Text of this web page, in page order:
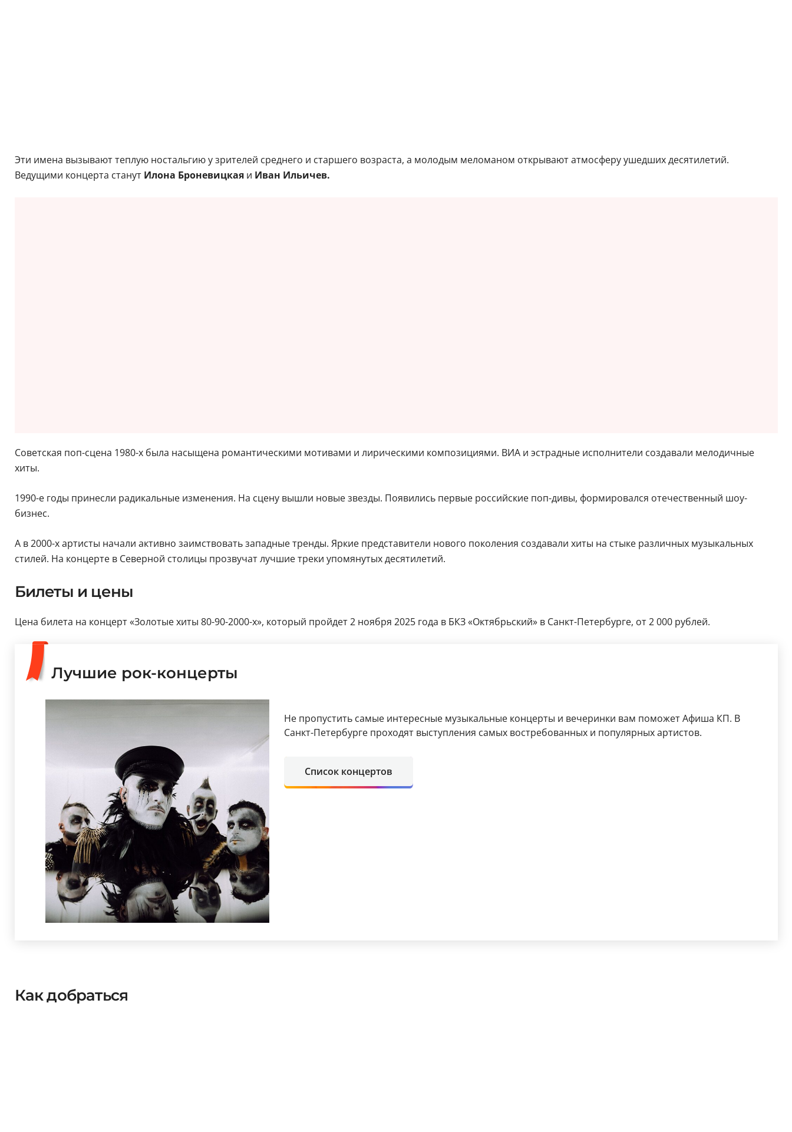
Эти имена вызывают теплую ностальгию у зрителей среднего и старшего возраста, а молодым меломаном открывают атмосферу ушедших десятилетий.
Ведущими концерта станут Илона Броневицкая и Иван Ильичев.
Советская поп-сцена 1980-х была насыщена романтическими мотивами и лирическими композициями. ВИА и эстрадные исполнители создавали мелодичные
хиты.
1990-е годы принесли радикальные изменения. На сцену вышли новые звезды. Появились первые российские поп-дивы, формировался отечественный шоу-
бизнес.
А в 2000-х артисты начали активно заимствовать западные тренды. Яркие представители нового поколения создавали хиты на стыке различных музыкальных
стилей. На концерте в Северной столицы прозвучат лучшие треки упомянутых десятилетий.
Билеты и цены
Цена билета на концерт «Золотые хиты 80-90-2000-х», который пройдет 2 ноября 2025 года в БКЗ «Октябрьский» в Санкт-Петербурге, от 2 000 рублей.
Лучшие рок-концерты
Не пропустить самые интересные музыкальные концерты и вечеринки вам поможет Афиша КП. В
Санкт-Петербурге проходят выступления самых востребованных и популярных артистов.
Список концертов
Как добраться